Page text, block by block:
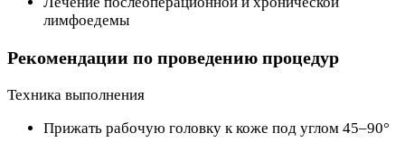
лимфоедемы
Рекомендации по проведению процедур
Техника выполнения
Прижать рабочую головку к коже под углом 45–90°